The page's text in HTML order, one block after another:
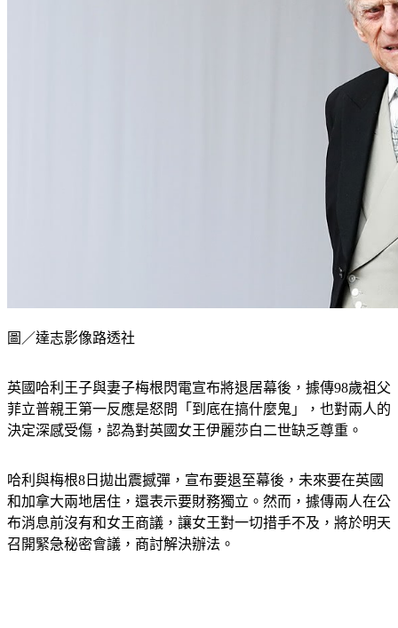
英國哈利王子與妻子梅根閃電宣布將退居幕後，據傳98歲祖父
菲立普親王第一反應是怒問「到底在搞什麼鬼」，也對兩人的
哈利與梅根8日拋出震撼彈，宣布要退至幕後，未來要在英國
和加拿大兩地居住，還表示要財務獨立。然而，據傳兩人在公
布消息前沒有和女王商議，讓女王對一切措手不及，將於明天